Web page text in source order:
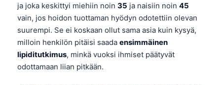
ja joka keskittyi miehiin noin 35 ja naisiin noin 45
vain, jos hoidon tuottaman hyödyn odotettiin olevan
suurempi. Se ei koskaan ollut sama asia kuin kysyä,
milloin henkilön pitäisi saada ensimmäinen
lipiditutkimus, minkä vuoksi ihmiset päätyvät
odottamaan liian pitkään.